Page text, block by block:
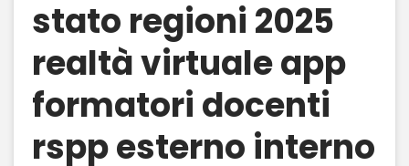
stato regioni 2025
realtà virtuale app
formatori docenti
rspp esterno interno